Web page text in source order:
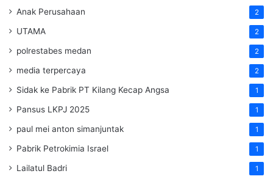
Anak Perusahaan 2
UTAMA 2
polrestabes medan 2
media terpercaya 2
Sidak ke Pabrik PT Kilang Kecap Angsa 1
Pansus LKPJ 2025 1
paul mei anton simanjuntak 1
Pabrik Petrokimia Israel 1
Lailatul Badri 1